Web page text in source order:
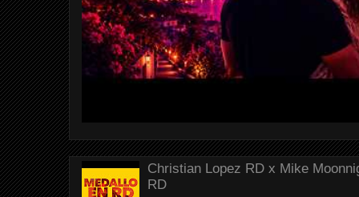
Christian Lopez RD x Mike
RD